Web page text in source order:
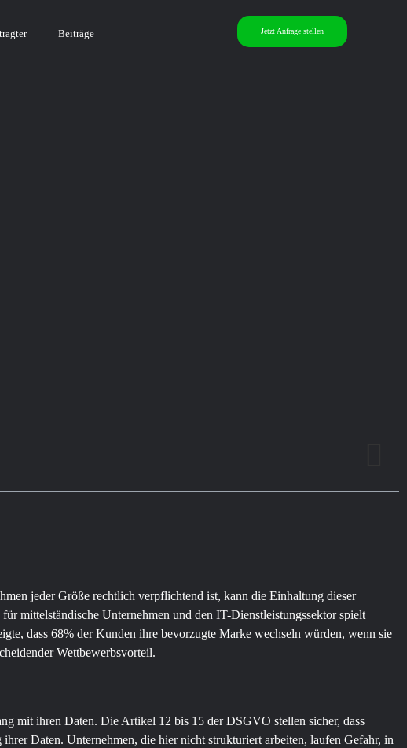
Beiträge Jetzt Anfrage stellen
jeder Größe rechtlich verpflichtend ist, kann die Einhaltung dieser
mittelständische Unternehmen und den IT-Dienstleistungssektor spielt
dass 68% der Kunden ihre bevorzugte Marke wechseln würden, wenn sie
Wettbewerbsvorteil.
mit ihren Daten. Die Artikel 12 bis 15 der DSGVO stellen sicher, dass
Daten. Unternehmen, die hier nicht strukturiert arbeiten, laufen Gefahr, in